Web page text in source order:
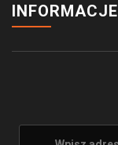
INFORMACJE